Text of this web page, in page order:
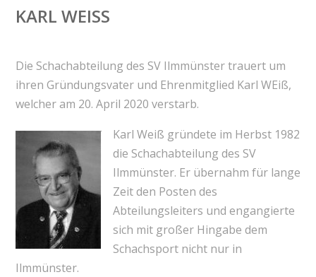
KARL WEISS
Die Schachabteilung des SV Ilmmünster trauert um
ihren Gründungsvater und Ehrenmitglied Karl WEiß,
welcher am 20. April 2020 verstarb.
Karl Weiß gründete im Herbst 1982
die Schachabteilung des SV
Ilmmünster. Er übernahm für lange
Zeit den Posten des
Abteilungsleiters und engangierte
sich mit großer Hingabe dem
Schachsport nicht nur in
Ilmmünster.